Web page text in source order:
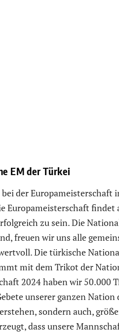
EM der Türkei
der Europameisterschaft
Europameisterschaft findet
zu sein. Die
freuen wir uns alle
Die türkische
mit dem Trikot der
2024 haben wir 50.000
unserer ganzen
sondern auch,
dass unsere